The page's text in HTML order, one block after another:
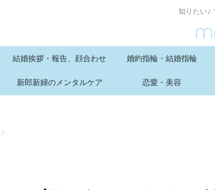
知りたい♪
結婚挨拶・報告、顔合わせ 婚約指輪・結婚指輪
新郎新婦のメンタルケア 恋愛・美容
>